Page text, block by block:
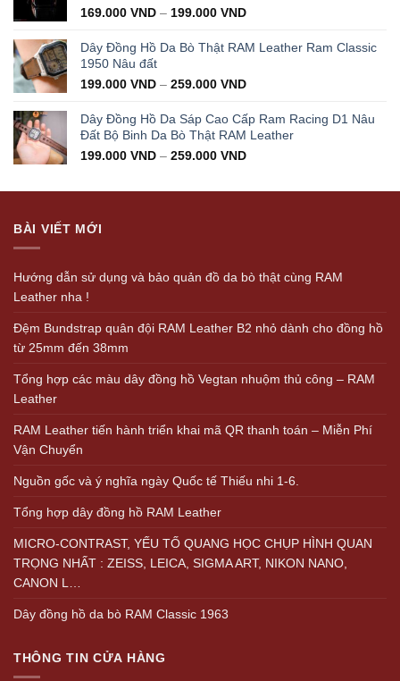
169.000 VND – 199.000 VND
Dây Đồng Hồ Da Bò Thật RAM Leather Ram Classic
1950 Nâu đất
199.000 VND – 259.000 VND
Dây Đồng Hồ Da Sáp Cao Cấp Ram Racing D1 Nâu
Đất Bộ Binh Da Bò Thật RAM Leather
199.000 VND – 259.000 VND
BÀI VIẾT MỚI
Hướng dẫn sử dụng và bảo quản đồ da bò thật cùng RAM
Leather nha !
Đệm Bundstrap quân đội RAM Leather B2 nhỏ dành cho đồng hồ
từ 25mm đến 38mm
Tổng hợp các màu dây đồng hồ Vegtan nhuộm thủ công – RAM
Leather
RAM Leather tiến hành triển khai mã QR thanh toán – Miễn Phí
Vận Chuyển
Nguồn gốc và ý nghĩa ngày Quốc tế Thiếu nhi 1-6.
Tổng hợp dây đồng hồ RAM Leather
MICRO-CONTRAST, YẾU TỐ QUANG HỌC CHỤP HÌNH QUAN
TRỌNG NHẤT : ZEISS, LEICA, SIGMA ART, NIKON NANO,
CANON L…
Dây đồng hồ da bò RAM Classic 1963
THÔNG TIN CỬA HÀNG